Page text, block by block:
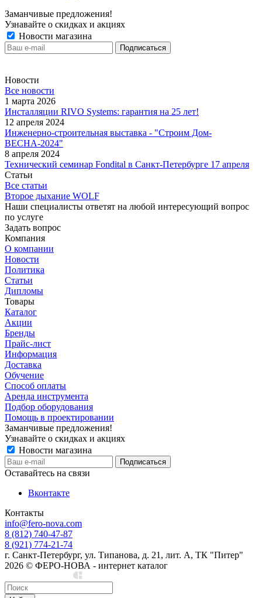
Заманчивые предложения!
Узнавайте о скидках и акциях
Новости магазина
Новости
Все новости
1 марта 2026
Инсталляции RIVO Systems: гарантия на 25 лет!
12 апреля 2024
Инженерно-строительная выставка - "Строим Дом-
ВЕСНА-2024"
8 апреля 2024
Технический семинар Fondital в Санкт-Петербурге 17 апреля
Статьи
Все статьи
Второе дыхание WOLF
Наши специалисты ответят на любой интересующий вопрос
по услуге
Задать вопрос
Компания
О компании
Новости
Политика
Статьи
Дипломы
Товары
Каталог
Акции
Бренды
Прайс-лист
Информация
Доставка
Обучение
Способ оплаты
Аренда инструмента
Подбор оборудования
Помощь в проектировании
Заманчивые предложения!
Узнавайте о скидках и акциях
Новости магазина
Оставайтесь на связи
Вконтакте
Контакты
info@fero-nova.com
8 (812) 740-47-87
8 (921) 774-21-74
г. Санкт-Петербург, ул. Типанова, д. 21, лит. А, ТК "Питер"
2026 © ФЕРО-НОВА - интернет каталог